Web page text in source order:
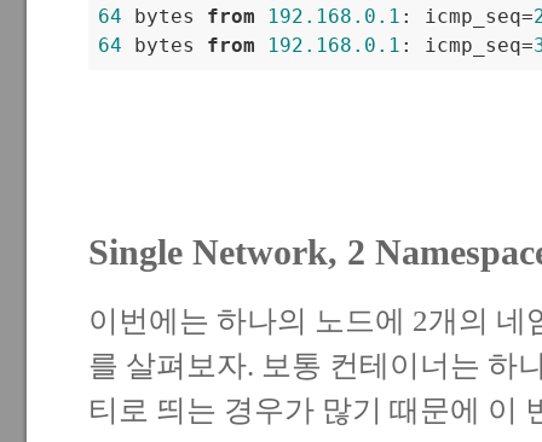
64 bytes from 192.168 .0 .1 : icmp_seq=
64 bytes from 192.168 .0 .1 : icmp_seq=
Single Network, 2
이번에는 하나의 노드에 2개의 네
를 살펴보자. 보통 컨테이너는 하
티로 띄는 경우가 많기 때문에 이